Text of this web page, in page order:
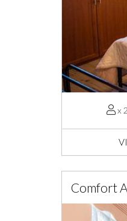
x 2
Comfort